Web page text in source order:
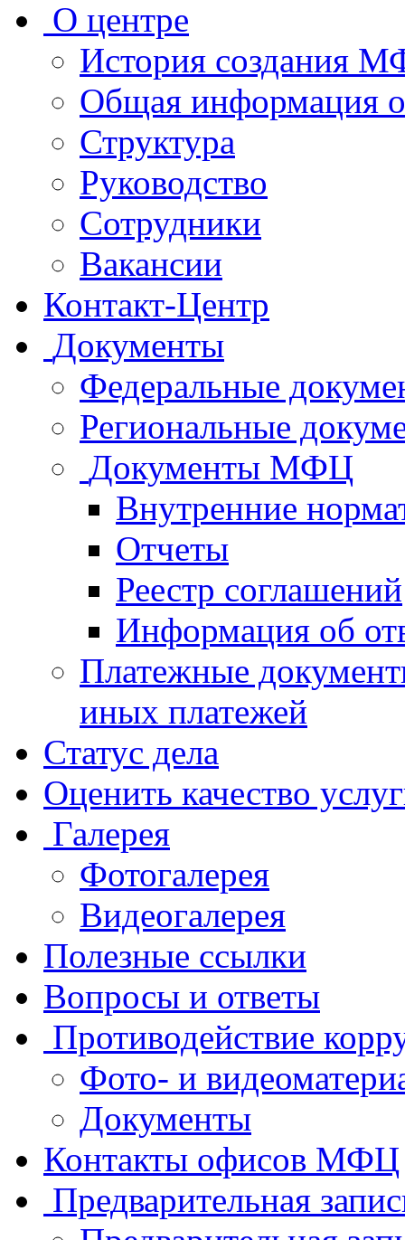
О центре
История создания
Общая
Структура
Руководство
Сотрудники
Вакансии
Контакт-Центр
Документы
Федеральные
Региональные
Документы МФЦ
Внутренние
Отчеты
Реестр соглашений
Информация об
Платежные
иных платежей
Статус дела
Оценить качество
Галерея
Фотогалерея
Видеогалерея
Полезные ссылки
Вопросы и ответы
Противодействие
Фото- и
Документы
Контакты офисов МФЦ
Предварительная